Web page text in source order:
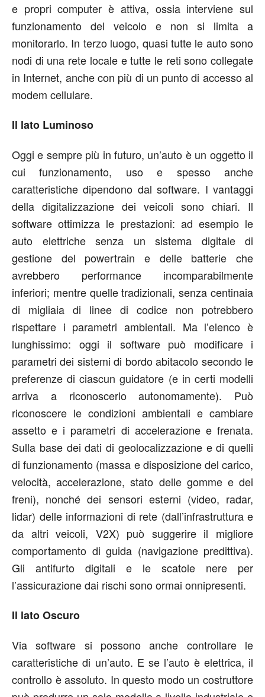
e propri computer è attiva, ossia interviene sul
funzionamento del veicolo e non si limita a
monitorarlo. In terzo luogo, quasi tutte le auto sono
nodi di una rete locale e tutte le reti sono collegate
in Internet, anche con più di un punto di accesso al
modem cellulare.
Il lato Luminoso
Oggi e sempre più in futuro, un’auto è un oggetto il
cui funzionamento, uso e spesso anche
caratteristiche dipendono dal software. I vantaggi
della digitalizzazione dei veicoli sono chiari. Il
software ottimizza le prestazioni: ad esempio le
auto elettriche senza un sistema digitale di
gestione del powertrain e delle batterie che
avrebbero performance incomparabilmente
inferiori; mentre quelle tradizionali, senza centinaia
di migliaia di linee di codice non potrebbero
rispettare i parametri ambientali. Ma l’elenco è
lunghissimo: oggi il software può modificare i
parametri dei sistemi di bordo abitacolo secondo le
preferenze di ciascun guidatore (e in certi modelli
arriva a riconoscerlo autonomamente). Può
riconoscere le condizioni ambientali e cambiare
assetto e i parametri di accelerazione e frenata.
Sulla base dei dati di geolocalizzazione e di quelli
di funzionamento (massa e disposizione del carico,
velocità, accelerazione, stato delle gomme e dei
freni), nonché dei sensori esterni (video, radar,
lidar) delle informazioni di rete (dall’infrastruttura e
da altri veicoli, V2X) può suggerire il migliore
comportamento di guida (navigazione predittiva).
Gli antifurto digitali e le scatole nere per
l’assicurazione dai rischi sono ormai onnipresenti.
Il lato Oscuro
Via software si possono anche controllare le
caratteristiche di un’auto. E se l’auto è elettrica, il
controllo è assoluto. In questo modo un costruttore